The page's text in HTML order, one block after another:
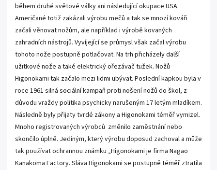
během druhé světové války ani následující okupace USA.
Američané totiž zakázali výrobu mečů a tak se mnozí kováři
začali věnovat nožům, ale například i výrobě kovaných
zahradních nástrojů. Vyvíjející se průmysl však začal výrobu
tohoto nože postupně potlačovat. Na trh přicházely další
užitkové nože a také elektrický ořezávač tužek. Nožů
Higonokami tak začalo mezi lidmi ubývat. Poslední kapkou byla v
roce 1961 silná sociální kampaň proti nošení nožů do škol, z
důvodu vraždy politika psychicky narušeným 17 letým mladíkem.
Následně byly přijaty tvrdé zákony a Higonokami téměř vymizel.
Mnoho registrovaných výrobců změnilo zaměstnání nebo
skončilo úplně. Jediným, který výrobu doposud zachoval a může
tak používat ochrannou známku „Higonokami je firma Nagao
Kanakoma Factory. Sláva Higonokami se postupně téměř ztratila